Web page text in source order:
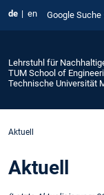
de en Google Suche
Lehrstuhl für
TUM School of
Technische Universität
Aktuell
Aktuell